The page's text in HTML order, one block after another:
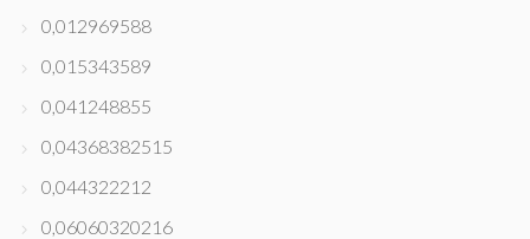
0,012969588
0,015343589
0,041248855
0,04368382515
0,044322212
0,06060320216